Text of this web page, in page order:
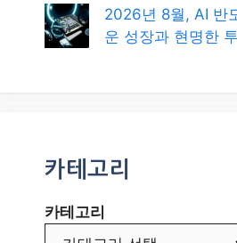
2026년 8월, AI 반
운 성장과 현명한
카테고리
카테고리